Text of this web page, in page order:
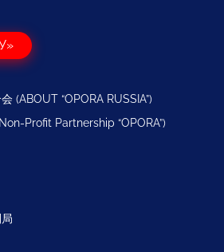
(ABOUT “OPORA RUSSIA”)
Profit Partnership “OPORA”)